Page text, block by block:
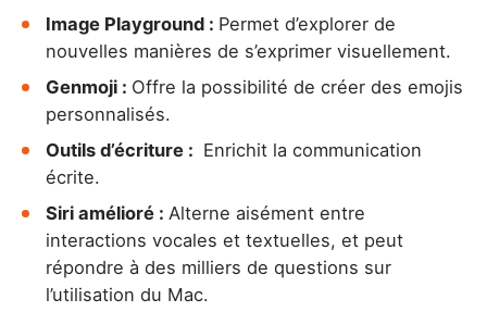
Image Playground : Permet d’explorer de
nouvelles manières de s’exprimer visuellement.
Genmoji : Offre la possibilité de créer des emojis
personnalisés.
Outils d’écriture : Enrichit la communication
écrite.
Siri amélioré : Alterne aisément entre
interactions vocales et textuelles, et peut
répondre à des milliers de questions sur
l’utilisation du Mac.